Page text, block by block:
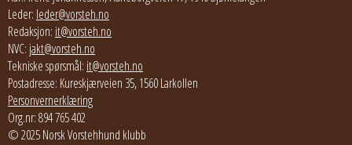
Leder: leder@vorsteh.no
Redaksjon: it@vorsteh.no
NVC: jakt@vorsteh.no
Tekniske spørsmål: it@vorsteh.no
Postadresse: Kureskjærveien 35, 1560 Larkollen
Personvernerklæring
Org.nr: 894 765 402
© 2025 Norsk Vorstehhund klubb